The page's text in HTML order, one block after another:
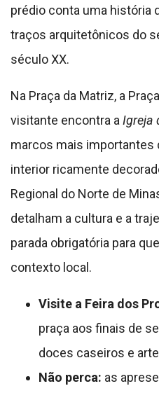
prédio conta uma história
traços arquitetônicos do
século XX.
Na Praça da Matriz, a
visitante encontra a Igreja
marcos mais importantes
interior ricamente
Regional do Norte de
detalham a cultura e a
parada obrigatória para
contexto local.
Visite a Feira dos
praça aos finais de
doces caseiros e
Não perca: as